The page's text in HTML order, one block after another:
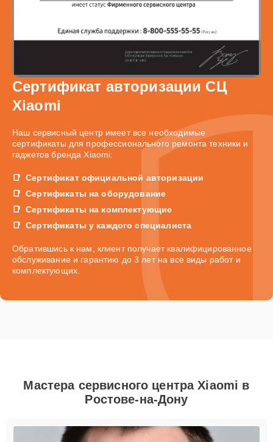
Сертификат авторизации СЦ
Xiaomi
Наш сервисный центр имеет все необходимые
сертификаты для профессионального ремонта техники и
гаджетов бренда Xiaomi:
Сертификат официальной авторизации
Сертификаты на оборудование
Сертификаты на комплектующие
Сертификаты у каждого специалиста
Обратившись к нам, клиент получает квалифицированное
обслуживание и гарантию до 3 лет на все виды работ и
комплектующих.
Мастера сервисного центра Xiaomi в
Ростове-на-Дону